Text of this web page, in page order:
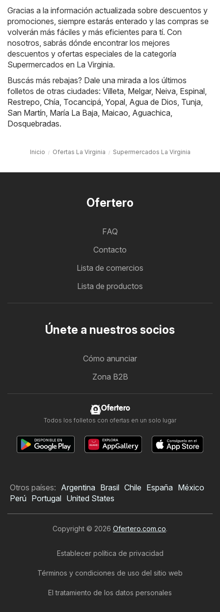
Gracias a la información actualizada sobre descuentos y
promociones, siempre estarás enterado y las compras se
volverán más fáciles y más eficientes para tí. Con
nosotros, sabrás dónde encontrar los mejores
descuentos y ofertas especiales de la categoría
Supermercados en La Virginia.
Buscás más rebajas? Dale una mirada a los últimos
folletos de otras ciudades: Villeta Melgar, Neiva Espinal
Restrepo Chía Tocancipá Yopal Agua de Dios Tunja
San Martín María La Baja Maicao Aguachica
Dosquebradas.
Inicio Ofertas La Virginia Supermercados La Virginia
Ofertero
FAQ
Contacto
Lista de comercios
Lista de productos
Únete a nuestros socios
Cómo anunciar
Zona B2B
Ofertero
Todos los folletos con ofertas en un solo lugar
Otros países: Argentina Brasil Chile España México
Perú Portugal United States
Copyright © 2026 Ofertero.com.co.
Establecer política de privacidad
Términos y condiciones de uso del sitio web
El tratamiento de los datos personales